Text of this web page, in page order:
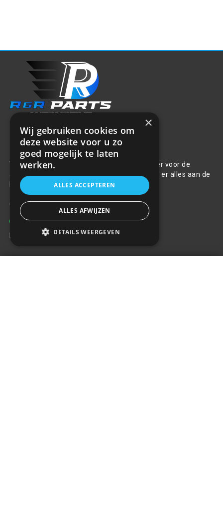
Over ons
Welkom bij R&R Parts Automotive, uw partner voor de
aanschaf van alle auto accessoires. Wij doen er alles aan de
beste selectie, service & prijs te bieden.
Contact
+31(0)85 486 83 17
info@rrparts.nl
×
Wij gebruiken cookies om
deze website voor u zo
goed mogelijk te laten
werken.
ALLES ACCEPTEREN
ALLES AFWIJZEN
DETAILS WEERGEVEN